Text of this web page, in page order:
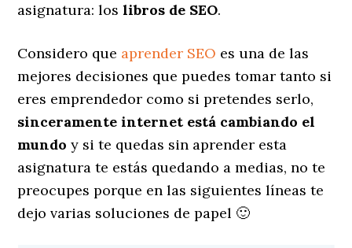
asignatura: loslibros de SEO.
Considero que aprender SEO es una de las
mejores decisiones que puedes tomar tanto si
eres emprendedor como si pretendes serlo,
sinceramente internet está cambiando el
mundo y si te quedas sin aprender esta
asignatura te estás quedando a medias, no te
preocupes porque en las siguientes líneas te
dejo varias soluciones de papel 🙂